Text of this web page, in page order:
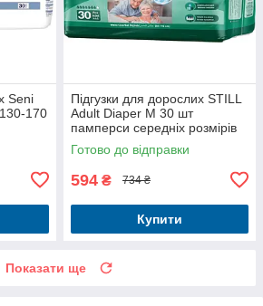
Seni
170
Підгузки для дорослих STILL
Adult Diaper M 30 шт
памперси середніх розмірів
для людей похилого віку
Готово до відправки
594 ₴ 734 ₴
Купити
Показати ще